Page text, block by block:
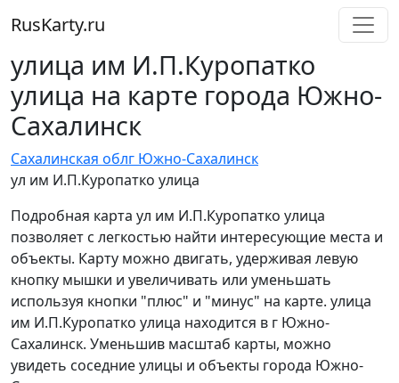
RusKarty.ru
улица им И.П.Куропатко
улица на карте города Южно-
Сахалинск
Сахалинская облг Южно-Сахалинск
ул им И.П.Куропатко улица
Подробная карта ул им И.П.Куропатко улица
позволяет с легкостью найти интересующие места и
объекты. Карту можно двигать, удерживая левую
кнопку мышки и увеличивать или уменьшать
используя кнопки "плюс" и "минус" на карте. улица
им И.П.Куропатко улица находится в г Южно-
Сахалинск. Уменьшив масштаб карты, можно
увидеть соседние улицы и объекты города Южно-